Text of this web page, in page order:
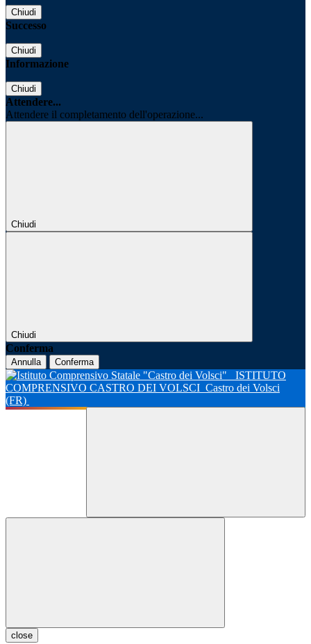
Chiudi
Successo
Chiudi
Informazione
Chiudi
Attendere...
Attendere il completamento dell'operazione...
Chiudi
Chiudi
Conferma
Annulla Conferma
ISTITUTO
COMPRENSIVO CASTRO DEI VOLSCI Castro dei Volsci
(FR)
close